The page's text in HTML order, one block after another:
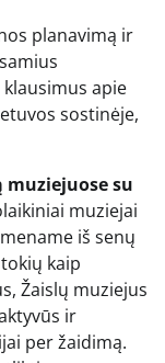
planavimą ir
apie
sostinėje,
su
muziejai
iš senų
kaip
Žaislų muziejus
ir
per žaidimą.